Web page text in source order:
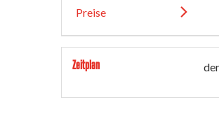
Preise
Zeitplan der